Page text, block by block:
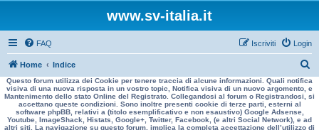
www.sv-italia.it
FAQ Login
Iscriviti
Home Indice
e
r
Questo forum utilizza dei Cookie per tenere traccia di alcune informazioni. Quali notifica
visiva di una nuova risposta in un vostro topic, Notifica visiva di un nuovo argomento, e
Mantenimento dello stato Online del Registrato. Collegandosi al forum o Registrandosi, si
accettano queste condizioni. Sono inoltre presenti cookie di terze parti, esterni al
software phpBB, relativi a (titolo esemplificativo e non esaustivo) Google Adsense,
Youtube, ImageShack, Histats, Google+, Twitter, Facebook, (e altri Social Network), e ad
altri siti. La navigazione su questo forum, implica la completa accettazione dell’utilizzo di